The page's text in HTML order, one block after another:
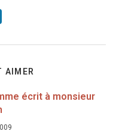
AIMER
écrit à monsieur